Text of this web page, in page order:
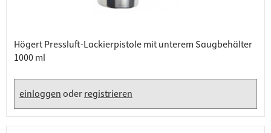
Högert Pressluft-Lackierpistole mit unterem Saugbehälter
1000 ml
einloggenoderregistrieren